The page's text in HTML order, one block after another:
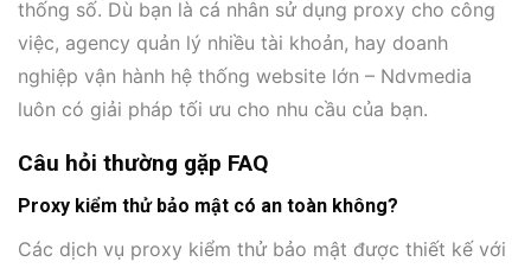
thống số. Dù bạn là cá nhân sử dụng proxy cho công
việc, agency quản lý nhiều tài khoản, hay doanh
nghiệp vận hành hệ thống website lớn – Ndvmedia
luôn có giải pháp tối ưu cho nhu cầu của bạn.
Câu hỏi thường gặp FAQ
Proxy kiểm thử bảo mật có an toàn không?
Các dịch vụ proxy kiểm thử bảo mật được thiết kế với